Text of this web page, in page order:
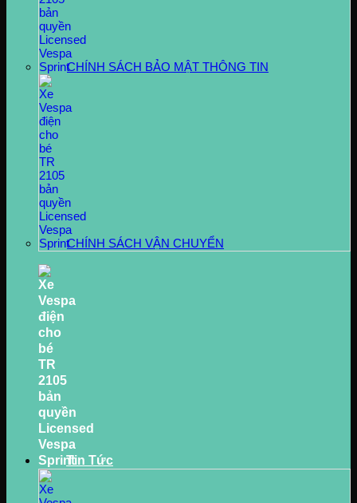
CHÍNH SÁCH BẢO MẬT THÔNG TIN
CHÍNH SÁCH VẬN CHUYỂN
Tin Tức